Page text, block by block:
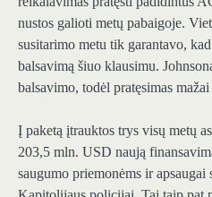
nustos galioti metų pabaigoje.
susitarimo metu tik garantavo,
balsavimą šiuo klausimu.
balsavimo, todėl pratęsimas
Į paketą įtrauktos trys visų metų
203,5 mln. USD naują
saugumo priemonėms ir